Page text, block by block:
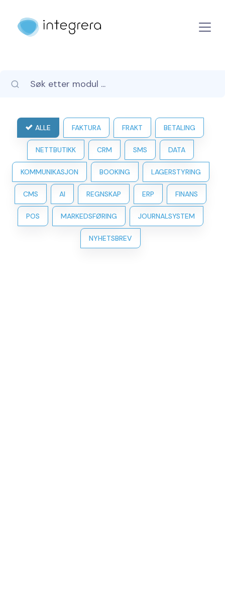
ALLE FAKTURA FRAKT BETALING
NETTBUTIKK CRM SMS DATA
KOMMUNIKASJON BOOKING LAGERSTYRING
CMS AI REGNSKAP ERP FINANS
POS MARKEDSFØRING JOURNALSYSTEM
NYHETSBREV